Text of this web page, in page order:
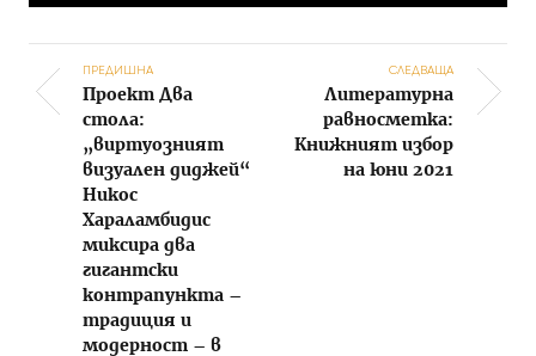
Post navigation
ПРЕДИШНА
Проект Два
стола:
„виртуозният
визуален диджей“
Никос
Хараламбидис
миксира два
гигантски
контрапункта –
традиция и
модерност – в
СЛЕДВАЩА
Литературна
равносметка:
Книжният избор
на юни 2021